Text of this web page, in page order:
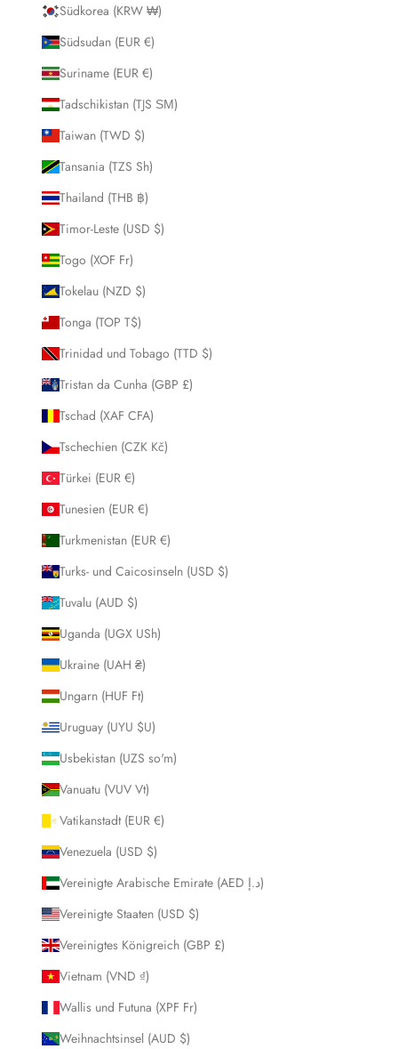
Südkorea (KRW ₩)
Südsudan (EUR €)
Suriname (EUR €)
Tadschikistan (TJS ЅМ)
Taiwan (TWD $)
Tansania (TZS Sh)
Thailand (THB ฿)
Timor-Leste (USD $)
Togo (XOF Fr)
Tokelau (NZD $)
Tonga (TOP T$)
Trinidad und Tobago (TTD $)
Tristan da Cunha (GBP £)
Tschad (XAF CFA)
Tschechien (CZK Kč)
Türkei (EUR €)
Tunesien (EUR €)
Turkmenistan (EUR €)
Turks- und Caicosinseln (USD $)
Tuvalu (AUD $)
Uganda (UGX USh)
Ukraine (UAH ₴)
Ungarn (HUF Ft)
Uruguay (UYU $U)
Usbekistan (UZS so'm)
Vanuatu (VUV Vt)
Vatikanstadt (EUR €)
Venezuela (USD $)
Vereinigte Arabische Emirate (AED د.إ)
Vereinigte Staaten (USD $)
Vereinigtes Königreich (GBP £)
Vietnam (VND ₫)
Wallis und Futuna (XPF Fr)
Weihnachtsinsel (AUD $)